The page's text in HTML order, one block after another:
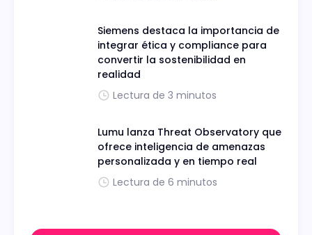
Siemens destaca la importancia de
integrar ética y compliance para
convertir la sostenibilidad en
realidad
Lectura de 3 minutos
Lumu lanza Threat Observatory que
ofrece inteligencia de amenazas
personalizada y en tiempo real
Lectura de 6 minutos